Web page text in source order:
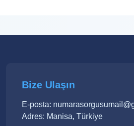
Bize Ulaşın
E-posta:
Adres: Manisa, Türkiye